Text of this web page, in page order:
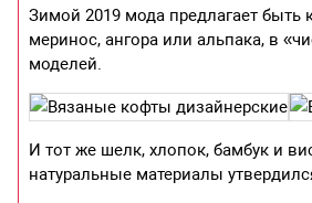
Зимой 2019 мода предлагает
меринос, ангора или альпака, в
моделей.
И тот же шелк, хлопок, бамбук и
натуральные материалы